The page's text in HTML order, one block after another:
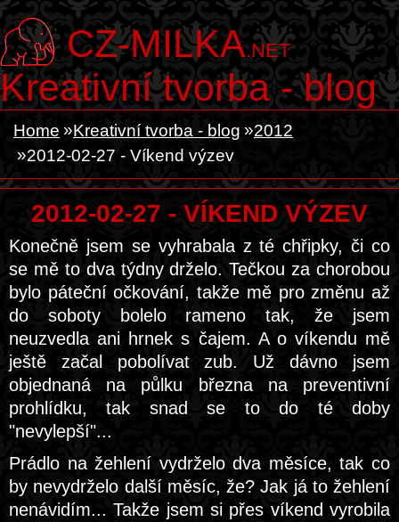
CZ-MILKA.NET
Kreativní tvorba - blog
Home Kreativní tvorba - blog
2012
2012-02-27 - Víkend výzev
2012-02-27 - VÍKEND VÝZEV
Konečně jsem se vyhrabala z té chřipky, či co
se mě to dva týdny drželo. Tečkou za chorobou
bylo páteční očkování, takže mě pro změnu až
do soboty bolelo rameno tak, že jsem
neuzvedla ani hrnek s čajem. A o víkendu mě
ještě začal pobolívat zub. Už dávno jsem
objednaná na půlku března na preventivní
prohlídku, tak snad se to do té doby
"nevylepší"...
Prádlo na žehlení vydrželo dva měsíce, tak co
by nevydrželo další měsíc, že? Jak já to žehlení
nenávidím... Takže jsem si přes víkend vyrobila